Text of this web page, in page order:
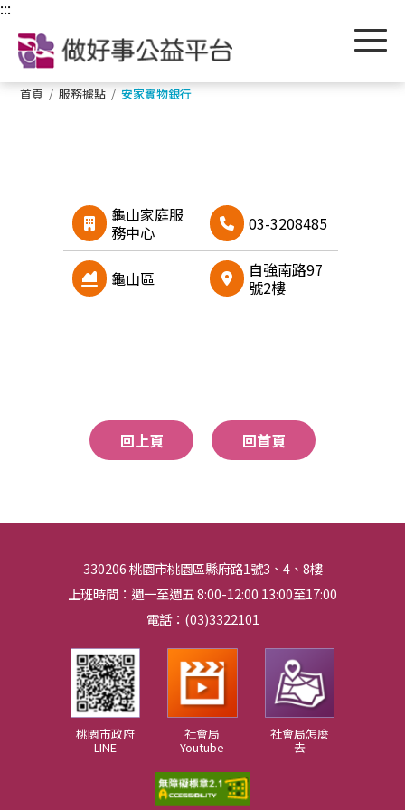
跳到主要內容區塊
:::
首頁 / 服務據點 / 安家實物銀行
龜山家庭服
務中心
03-3208485
龜山區
自強南路97
號2樓
回上頁 回首頁
330206 桃園市桃園區縣府路1號3、4、8樓
上班時間：週一至週五 8:00-12:00 13:00至17:00
電話：(03)3322101
桃園市政府
LINE
社會局
Youtube
社會局怎麼
去